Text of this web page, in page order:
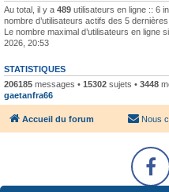
Au total, il y a 489 utilisateurs en ligne :: 6
nombre d’utilisateurs actifs des 5
Le nombre maximal d’utilisateurs en ligne
2026, 20:53
STATISTIQUES
206185 messages • 15302 sujets • 3448
gaetanfra66
Accueil du forum Nous